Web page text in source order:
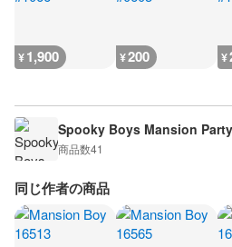
¥1,900 ¥200 ¥
Spooky Boys Mansion Party
商品数41
同じ作者の商品